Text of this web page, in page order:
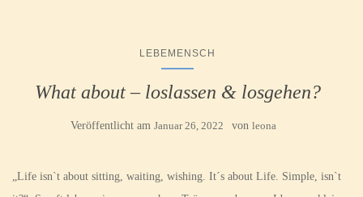
LEBEMENSCH
What about – loslassen & losgehen?
Veröffentlicht am Januar 26, 2022 von leona
„Life isn`t about sitting, waiting, wishing. It´s about Life. Simple, isn`t